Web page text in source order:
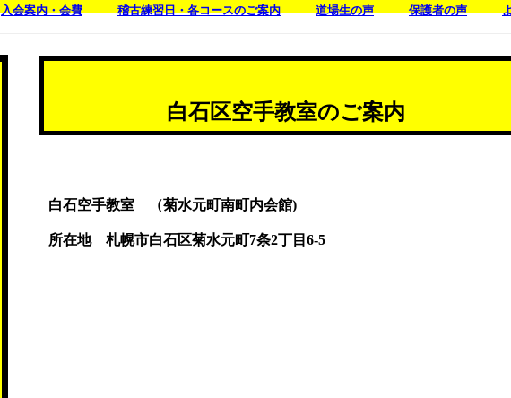
白石空手教室 （菊水元町南町内会館)
所在地 札幌市白石区菊水元町7条2丁目6-5
白石区空手教室のご案内
入会案内・会費 稽古練習日・各コースのご案内 道場生の声 保護者の声